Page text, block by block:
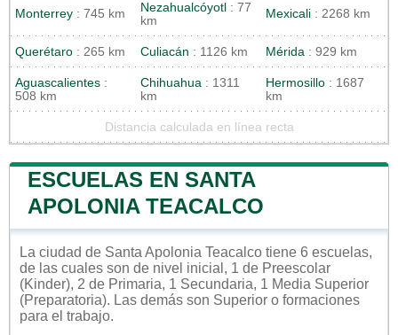
Monterrey : 745 km Nezahualcóyotl : 77
km
Mexicali : 2268 km
Querétaro : 265 km Culiacán : 1126 km Mérida : 929 km
Aguascalientes :
508 km
Chihuahua : 1311
km
Hermosillo : 1687
km
Distancia calculada en línea recta
ESCUELAS EN SANTA
APOLONIA TEACALCO
La ciudad de Santa Apolonia Teacalco tiene 6 escuelas,
de las cuales son de nivel inicial, 1 de Preescolar
(Kinder), 2 de Primaria, 1 Secundaria, 1 Media Superior
(Preparatoria). Las demás son Superior o formaciones
para el trabajo.